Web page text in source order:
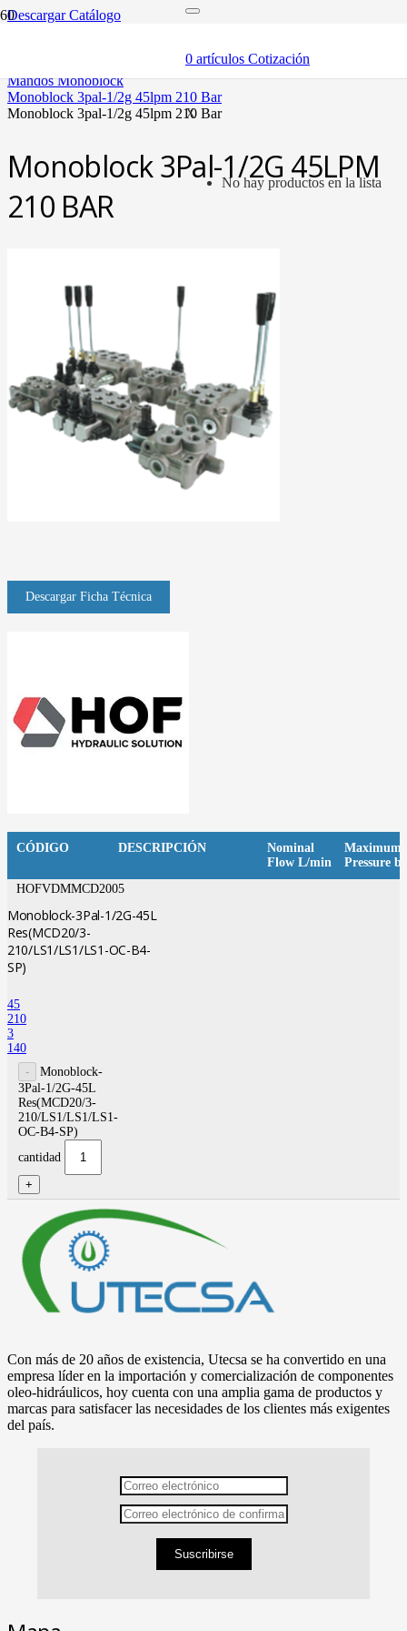
0 artículos Cotización
X
No hay productos en la lista
Descargar Catálogo
mandos monoblock
monoblock 3pal-1/2g 45lpm 210 bar
monoblock 3pal-1/2g 45lpm 210 bar
Monoblock 3Pal-1/2G 45LPM
210 BAR
CÓDIGO DESCRIPCIÓN
Nominal
Flow L/min
Maximum
Pressure
HOFVDMMCD2005
Monoblock-3Pal-1/2G-45L
Res(MCD20/3-
210/LS1/LS1/LS1-OC-B4-
SP)
45
210
3
140
Monoblock-
3Pal-1/2G-45L
Res(MCD20/3-
210/LS1/LS1/LS1-
OC-B4-SP)
cantidad
Con más de 20 años de existencia, Utecsa se ha convertido en una
empresa líder en la importación y comercialización de componentes
oleo-hidráulicos, hoy cuenta con una amplia gama de productos y
marcas para satisfacer las necesidades de los clientes más exigentes
del país.
Suscribirse